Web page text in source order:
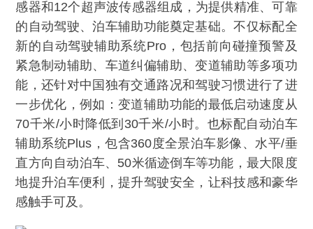
感器和12个超声波传感器组成，为提供精准、可靠
的自动驾驶、泊车辅助功能奠定基础。不仅标配全
新的自动驾驶辅助系统Pro，包括前向碰撞预警及
紧急制动辅助、车道纠偏辅助、变道辅助等多项功
能，还针对中国独有交通路况和驾驶习惯进行了进
一步优化，例如：变道辅助功能的最低启动速度从
70千米/小时降低到30千米/小时。也标配自动泊车
辅助系统Plus，包含360度全景泊车影像、水平/垂
直方向自动泊车、50米循迹倒车等功能，最大限度
地提升泊车便利，提升驾驶安全，让科技感和豪华
感触手可及。